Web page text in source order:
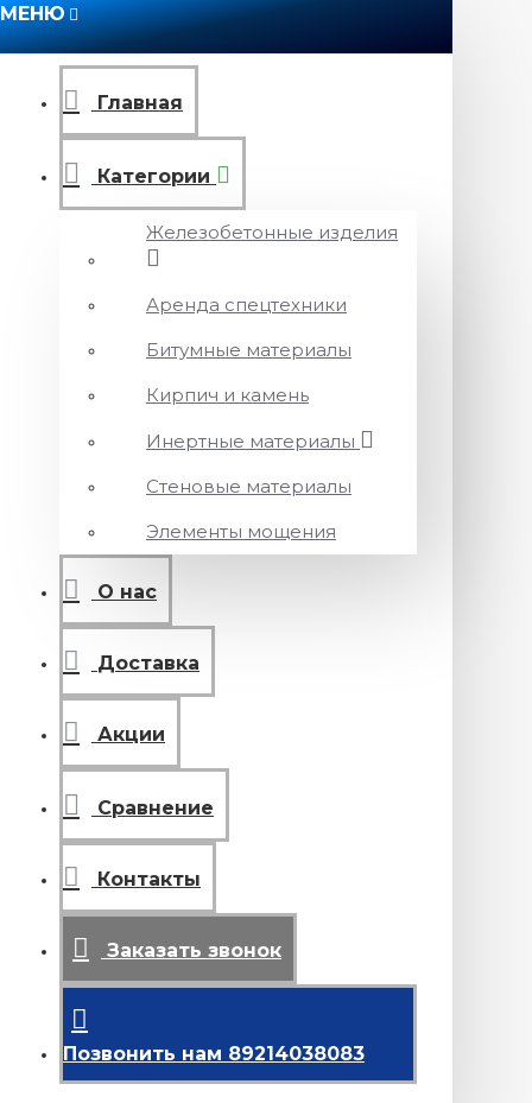
МЕНЮ
Главная
Категории
Железобетонные изделия
Аренда спецтехники
Битумные материалы
Кирпич и камень
Инертные материалы
Стеновые материалы
Элементы мощения
О нас
Доставка
Акции
Сравнение
Контакты
Заказать звонок
Позвонить нам 89214038083